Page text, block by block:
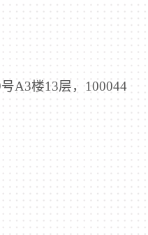
A3楼13层，100044